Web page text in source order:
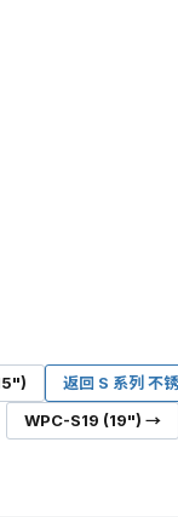
返回 S 系列 不
WPC-S19 (19") →